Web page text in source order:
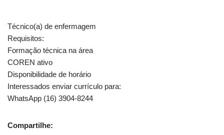
Técnico(a) de enfermagem
Requisitos:
Formação técnica na área
COREN ativo
Disponibilidade de horário
Interessados enviar currículo para:
WhatsApp (16) 3904-8244
Compartilhe: